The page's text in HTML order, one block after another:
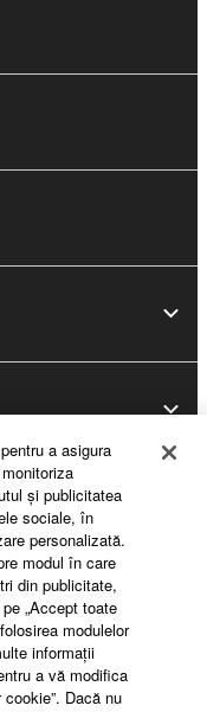
a asigura
şi publicitatea
sociale, în
personalizată.
modul în care
din publicitate,
„Accept toate
modulelor
informaţii
a vă modifica
Dacă nu